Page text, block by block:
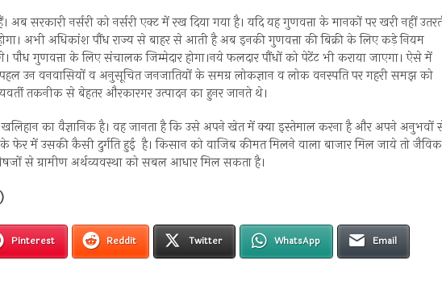
अब सरकारी नर्सरी को नर्सरी एक्ट में रख दिया गया है। यदि यह गुणवत्ता के मानकों पर खरी नहीं
अभी अधिकांश पौंध राज्य से बाहर से आती है अब इनकी गुणवत्ता की बिक्री के लिए कड़े नियम
पौध गुणवत्ता के लिए संचालक जिम्मेदार होगा।नये फलदार पौंधों को पेटेंट भी कराया जाएगा। ऐसे में
उन वनवासियों व अनुसूचित जनजातियों के समग्र लोकज्ञान व लोक वनस्पति पर गहरी समझ को
तकनीक से बेहतर औरकारगर उत्पादन का हुनर जानते थे।
का वैज्ञानिक है। वह जानता है कि उसे अपने खेत में क्या इस्तेमाल करना है और अपने अनुभवों
में उसकी कैसी दुर्गति हुई है। किसान को वाजिब कीमत मिलने वाला बाजार मिल जाये तो जैविक
से ग्रामीण अर्थव्यवस्था को सबल आधार मिल सकता है।
Pinterest Reddit Twitter WhatsApp Email